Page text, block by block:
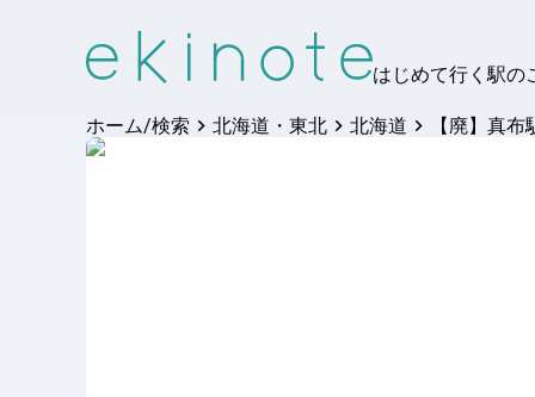
はじめて行く駅の
ホーム/検索 北海道・東北 北海道 【廃】真布